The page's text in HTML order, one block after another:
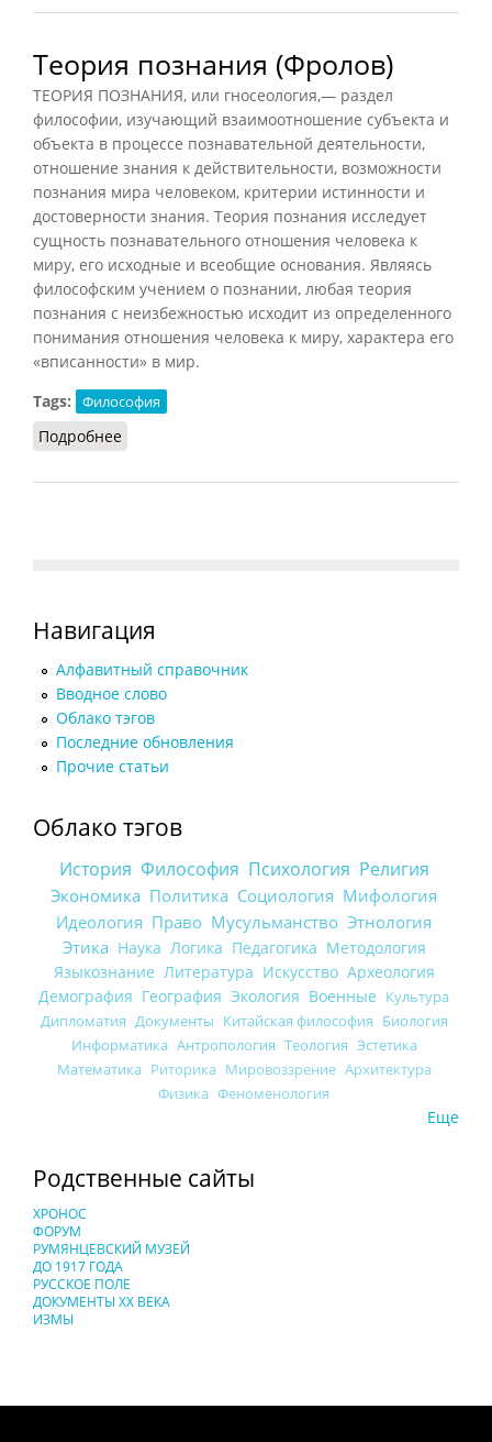
Теория познания (Фролов)
ТЕОРИЯ ПОЗНАНИЯ, или гносеология,— раздел
философии, изучающий взаимоотношение субъекта и
объекта в процессе познавательной деятельности,
отношение знания к действительности, возможности
познания мира человеком, критерии истинности и
достоверности знания. Теория познания исследует
сущность познавательного отношения человека к
миру, его исходные и всеобщие основания. Являясь
философским учением о познании, любая теория
познания с неизбежностью исходит из определенного
понимания отношения человека к миру, характера его
«вписанности» в мир.
Tags:
Философия
Подробнее
Навигация
Алфавитный справочник
Вводное слово
Облако тэгов
Последние обновления
Прочие статьи
Облако тэгов
История Философия Психология Религия
Экономика Политика Социология Мифология
Идеология Право Мусульманство Этнология
Этика Наука Логика Педагогика Методология
Языкознание Литература Искусство Археология
Демография География Экология Военные Культура
Дипломатия Документы Китайская философия Биология
Информатика Антропология Теология Эстетика
Математика Риторика Мировоззрение Архитектура
Физика Феноменология
Еще
Родственные сайты
ХРОНОС
ФОРУМ
РУМЯНЦЕВСКИЙ МУЗЕЙ
ДО 1917 ГОДА
РУССКОЕ ПОЛЕ
ДОКУМЕНТЫ XX ВЕКА
ИЗМЫ